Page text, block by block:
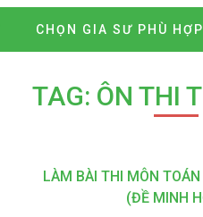
CHỌN GIA SƯ PHÙ HỢP
TAG: ÔN THI
LÀM BÀI THI MÔN
(ĐỀ MINH